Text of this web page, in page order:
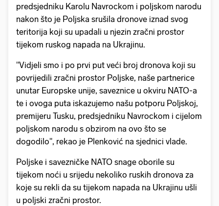
predsjedniku Karolu Navrockom i poljskom narodu
nakon što je Poljska srušila dronove iznad svog
teritorija koji su upadali u njezin zračni prostor
tijekom ruskog napada na Ukrajinu.
"Vidjeli smo i po prvi put veći broj dronova koji su
povrijedili zračni prostor Poljske, naše partnerice
unutar Europske unije, saveznice u okviru NATO-a
te i ovoga puta iskazujemo našu potporu Poljskoj,
premijeru Tusku, predsjedniku Navrockom i cijelom
poljskom narodu s obzirom na ovo što se
dogodilo", rekao je Plenković na sjednici vlade.
Poljske i savezničke NATO snage oborile su
tijekom noći u srijedu nekoliko ruskih dronova za
koje su rekli da su tijekom napada na Ukrajinu ušli
u poljski zračni prostor.